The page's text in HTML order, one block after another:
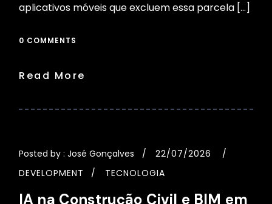
aplicativos móveis que excluem essa parcela […]
0 COMMENTS
Read More
Posted by : José Gonçalves
22/07/2026
DEVELOPMENT
TECNOLOGIA
IA na Construção Civil e BIM em